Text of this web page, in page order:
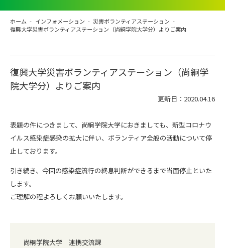
ホーム インフォメーション
災害ボランティアステーション
復興大学災害ボランティアステーション（尚絅学院大学分）よりご案内
復興大学災害ボランティアステーション（尚絅学
院大学分）よりご案内
更新日：2020.04.16
表題の件につきまして、尚絅学院大学におきましても、新型コロナウ
イルス感染症感染の拡大に伴い、ボランティア全般の活動について停
止しております。
引き続き、今回の感染症流行の終息判断ができるまで当面停止といた
します。
ご理解の程よろしくお願いいたします。
尚絅学院大学 連携交流課